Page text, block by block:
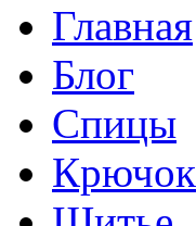
Главная
Блог
Спицы
Крючок